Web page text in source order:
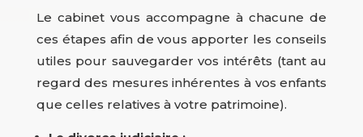
Le cabinet vous accompagne à chacune de
ces étapes afin de vous apporter les conseils
utiles pour sauvegarder vos intérêts (tant au
regard des mesures inhérentes à vos enfants
que celles relatives à votre patrimoine).